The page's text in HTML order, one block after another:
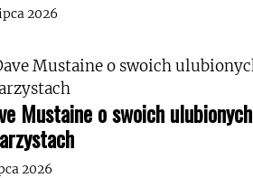
2026
Mustaine o swoich ulubionych
2026